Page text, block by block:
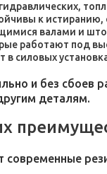
к
валами и
работают под
и без сбоев
деталям.